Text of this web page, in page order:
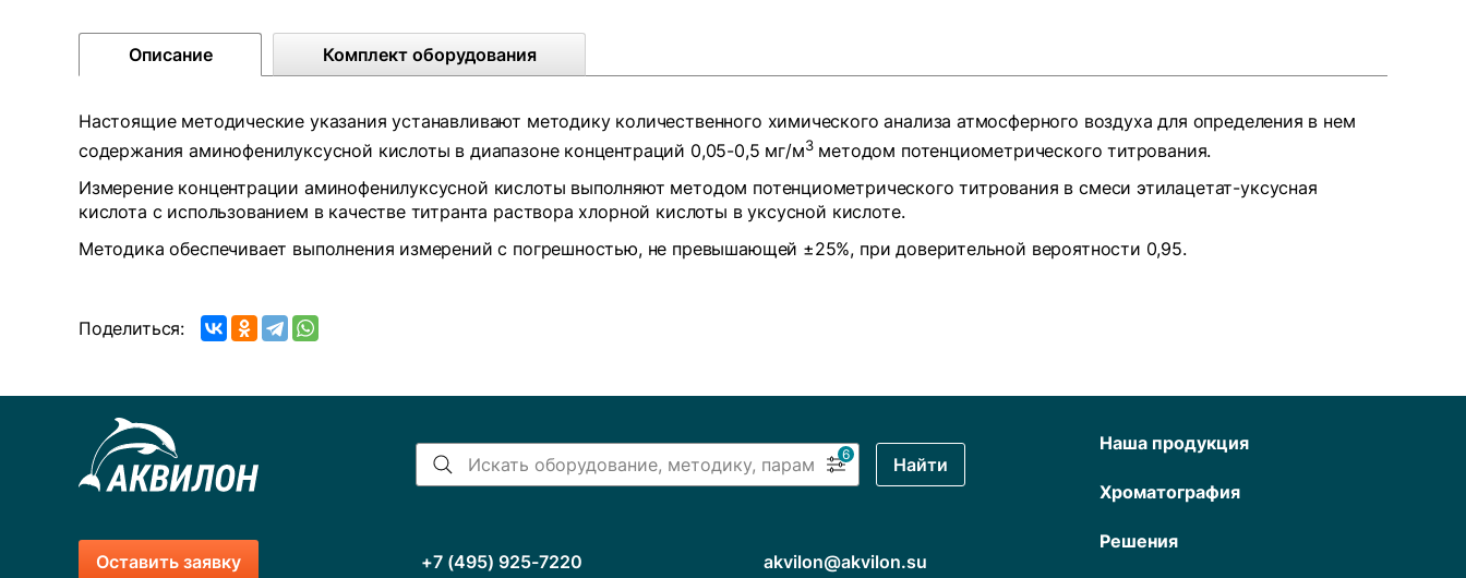
Описание Комплект оборудования
Настоящие методические указания устанавливают методику количественного химического анализа атмосферного воздуха для определения в нем
содержания аминофенилуксусной кислоты в диапазоне концентраций 0,05-0,5 мг/м3методом потенциометрического титрования.
Измерение концентрации аминофенилуксусной кислоты выполняют методом потенциометрического титрования в смеси этилацетат-уксусная
кислота с использованием в качестве титранта раствора хлорной кислоты в уксусной кислоте.
Методика обеспечивает выполнения измерений с погрешностью, не превышающей ±25%, при доверительной вероятности 0,95.
Поделиться:
6 Найти
Оставить заявку +7 (495) 925-7220 akvilon@akvilon.su
Наша продукция
Хроматография
Решения